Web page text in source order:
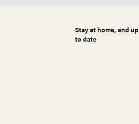
Stay at home, and up
to date